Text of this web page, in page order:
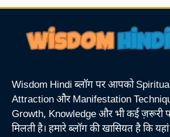
Wisdom Hindi ब्लॉग पर आपको
Attraction और Manifestation
Growth, Knowledge और भी कई ज़रूरी
मिलती है। हमारे ब्लॉग की खासियत है कि